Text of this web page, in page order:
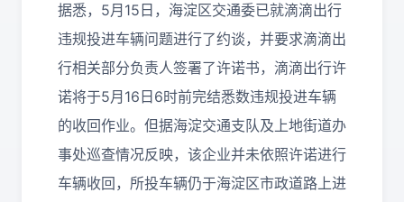
据悉，5月15日，海淀区交通委已就滴滴出行
违规投进车辆问题进行了约谈，并要求滴滴出
行相关部分负责人签署了许诺书，滴滴出行许
诺将于5月16日6时前完结悉数违规投进车辆
的收回作业。但据海淀交通支队及上地街道办
事处巡查情况反映，该企业并未依照许诺进行
车辆收回，所投车辆仍于海淀区市政道路上进